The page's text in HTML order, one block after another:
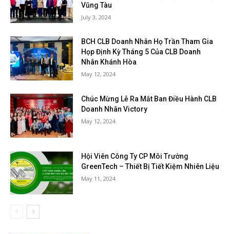
Vũng Tàu
July 3, 2024
BCH CLB Doanh Nhân Họ Trần Tham Gia
Họp Định Kỳ Tháng 5 Của CLB Doanh
Nhân Khánh Hòa
May 12, 2024
Chúc Mừng Lễ Ra Mắt Ban Điều Hành CLB
Doanh Nhân Victory
May 12, 2024
Hội Viên Công Ty CP Môi Trường
GreenTech – Thiết Bị Tiết Kiệm Nhiên Liệu
May 11, 2024